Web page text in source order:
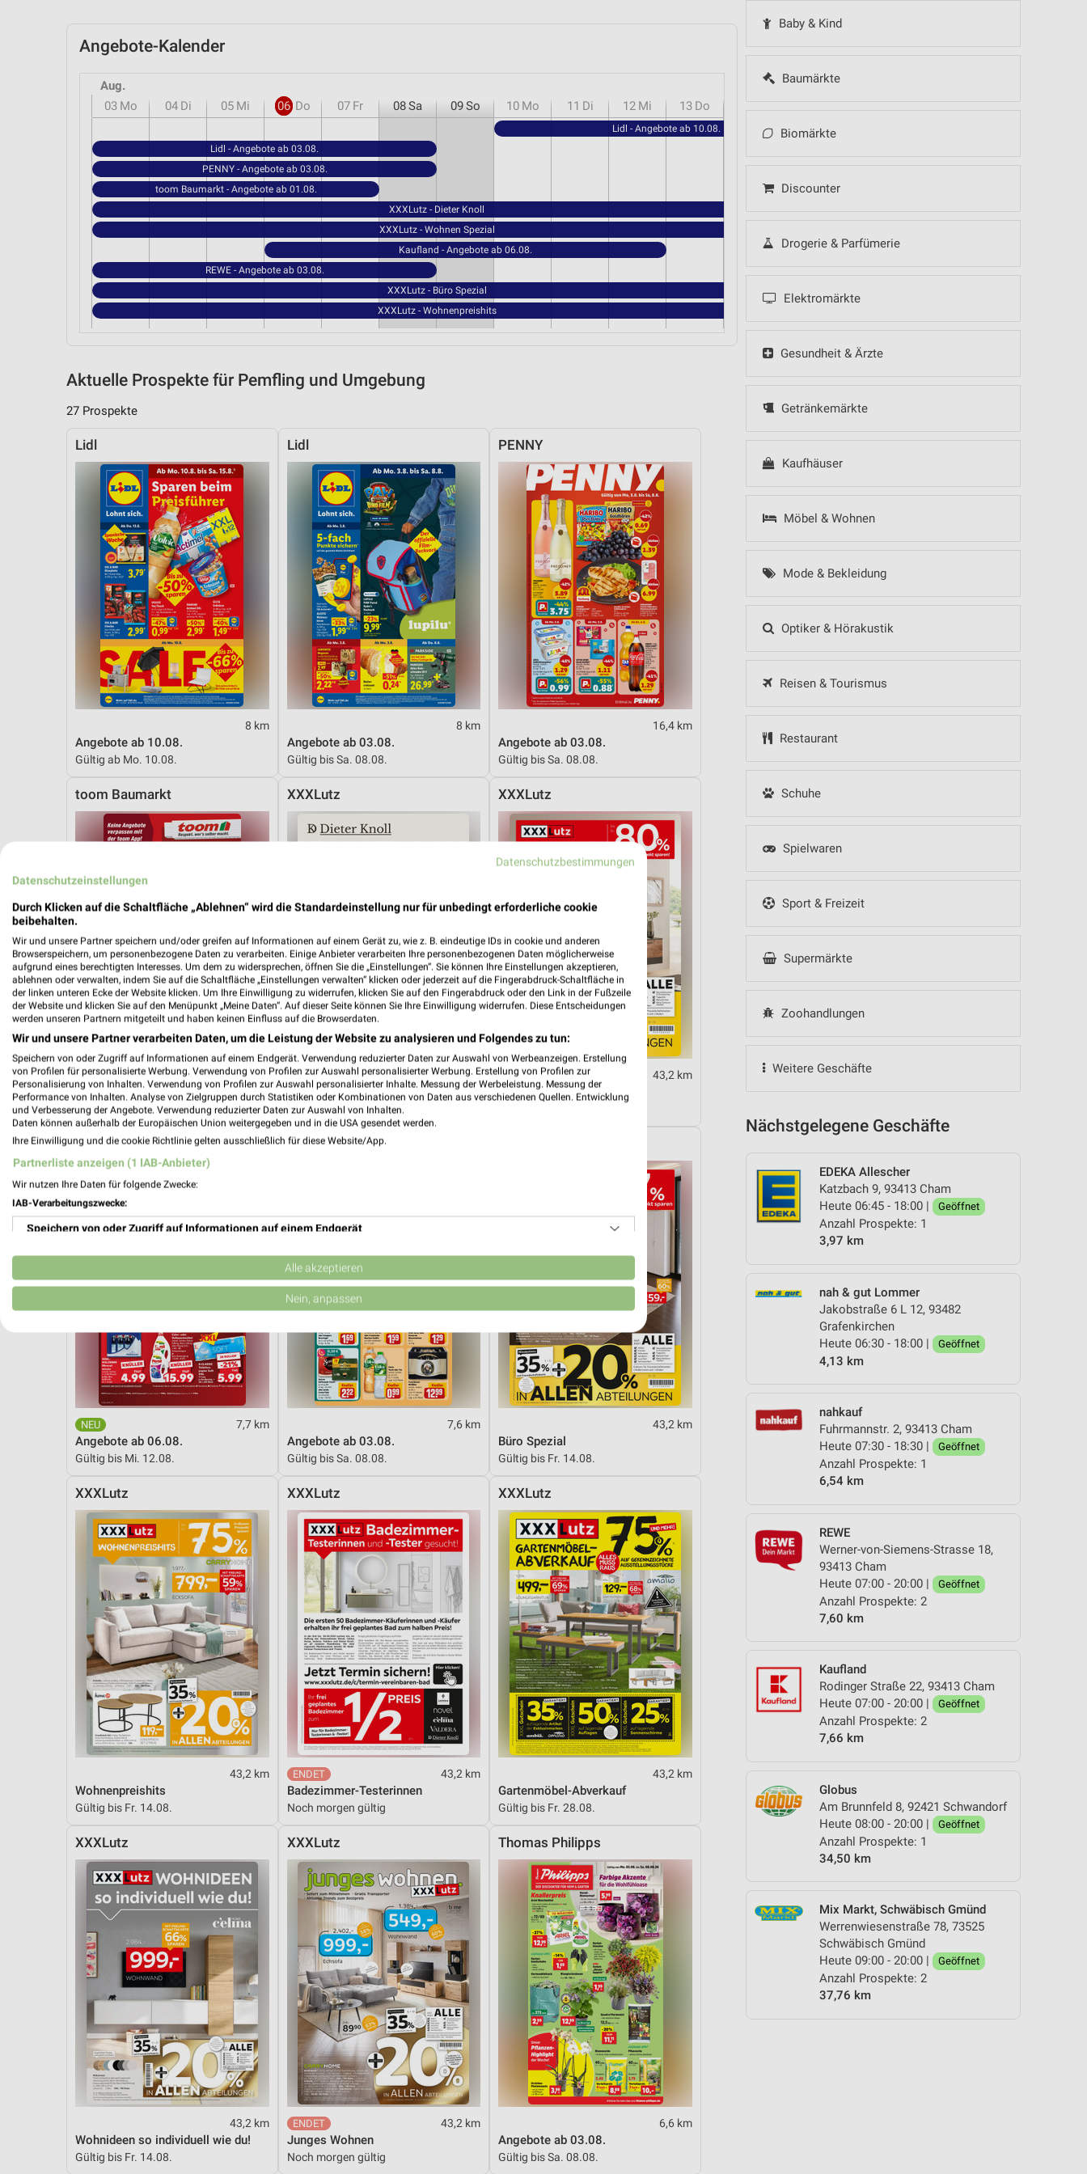
Baby & Kind
Baumärkte
Biomärkte
Discounter
Drogerie & Parfümerie
Elektromärkte
Gesundheit & Ärzte
Getränkemärkte
Kaufhäuser
Möbel & Wohnen
Mode & Bekleidung
Optiker & Hörakustik
Reisen & Tourismus
Restaurant
Schuhe
Spielwaren
Sport & Freizeit
Supermärkte
Zoohandlungen
Weitere Geschäfte
Nächstgelegene Geschäfte
EDEKA Allescher
Katzbach 9, 93413 Cham
Heute 06:45 - 18:00 |
Geöffnet
Anzahl Prospekte: 1
3,97 km
nah & gut Lommer
Jakobstraße 6 L 12, 93482
Grafenkirchen
Heute 06:30 - 18:00 |
Geöffnet
4,13 km
nahkauf
Fuhrmannstr. 2, 93413 Cham
Heute 07:30 - 18:30 |
Geöffnet
Anzahl Prospekte: 1
6,54 km
REWE
Werner-von-Siemens-Strasse 18,
93413 Cham
Heute 07:00 - 20:00 |
Geöffnet
Anzahl Prospekte: 2
7,60 km
Kaufland
Rodinger Straße 22, 93413 Cham
Heute 07:00 - 20:00 |
Geöffnet
Anzahl Prospekte: 2
7,66 km
Globus
Am Brunnfeld 8, 92421 Schwandorf
Heute 08:00 - 20:00 |
Geöffnet
Anzahl Prospekte: 1
34,50 km
Mix Markt, Schwäbisch Gmünd
Werrenwiesenstraße 78, 73525
Schwäbisch Gmünd
Heute 09:00 - 20:00 |
Geöffnet
Anzahl Prospekte: 2
37,76 km
Angebote-Kalender
Aug.
03 Mo 04 Di 05 Mi 06 Do 07 Fr 08Sa 09So 10 Mo 11 Di 12 Mi 13 Do
Lidl - Angebote ab 10.08.
Lidl - Angebote ab 03.08.
PENNY - Angebote ab 03.08.
toom Baumarkt - Angebote ab 01.08.
XXXLutz - Dieter Knoll
XXXLutz - Wohnen Spezial
Kaufland - Angebote ab 06.08.
REWE - Angebote ab 03.08.
XXXLutz - Büro Spezial
XXXLutz - Wohnenpreishits
Aktuelle Prospekte für Pemfling und Umgebung
27 Prospekte
Lidl
8 km
Angebote ab 10.08.
Gültig ab Mo. 10.08.
Lidl
8 km
Angebote ab 03.08.
Gültig bis Sa. 08.08.
PENNY
16,4 km
Angebote ab 03.08.
Gültig bis Sa. 08.08.
toom Baumarkt
7,6 km
Angebote ab 01.08.
Noch morgen gültig
XXXLutz
43,2 km
Dieter Knoll
Gültig bis Fr. 14.08.
XXXLutz
43,2 km
Wohnen Spezial
Kaufland
7,7 km
Angebote ab 06.08.
Gültig bis Mi. 12.08.
REWE
7,6 km
Angebote ab 03.08.
Gültig bis Sa. 08.08.
43,2 km
Büro Spezial
Gültig bis Fr. 14.08.
XXXLutz
43,2 km
Wohnenpreishits
Gültig bis Fr. 14.08.
XXXLutz
43,2 km
Badezimmer-Testerinnen
Noch morgen gültig
XXXLutz
43,2 km
Gartenmöbel-Abverkauf
Gültig bis Fr. 28.08.
XXXLutz
43,2 km
Wohnideen so individuell wie du!
Gültig bis Fr. 14.08.
XXXLutz
43,2 km
Junges Wohnen
Noch morgen gültig
Thomas Philipps
6,6 km
Angebote ab 03.08.
Gültig bis Sa. 08.08.
Datenschutzbestimmungen
Datenschutzeinstellungen
Durch Klicken auf die Schaltfläche „Ablehnen“ wird die Standardeinstellung nur für unbedingt erforderliche cookie
beibehalten.
Wir und unsere Partner speichern und/oder greifen auf Informationen auf einem Gerät zu, wie z. B. eindeutige IDs in cookie und anderen
Browserspeichern, um personenbezogene Daten zu verarbeiten. Einige Anbieter verarbeiten Ihre personenbezogenen Daten möglicherweise
aufgrund eines berechtigten Interesses. Um dem zu widersprechen, öffnen Sie die „Einstellungen“. Sie können Ihre Einstellungen akzeptieren,
ablehnen oder verwalten, indem Sie auf die Schaltfläche „Einstellungen verwalten“ klicken oder jederzeit auf die Fingerabdruck-Schaltfläche in
der linken unteren Ecke der Website klicken. Um Ihre Einwilligung zu widerrufen, klicken Sie auf den Fingerabdruck oder den Link in der Fußzeile
der Website und klicken Sie auf den Menüpunkt „Meine Daten“. Auf dieser Seite können Sie Ihre Einwilligung widerrufen. Diese Entscheidungen
werden unseren Partnern mitgeteilt und haben keinen Einfluss auf die Browserdaten.
Wir und unsere Partner verarbeiten Daten, um die Leistung der Website zu analysieren und Folgendes zu tun:
Speichern von oder Zugriff auf Informationen auf einem Endgerät. Verwendung reduzierter Daten zur Auswahl von Werbeanzeigen. Erstellung
von Profilen für personalisierte Werbung. Verwendung von Profilen zur Auswahl personalisierter Werbung. Erstellung von Profilen zur
Personalisierung von Inhalten. Verwendung von Profilen zur Auswahl personalisierter Inhalte. Messung der Werbeleistung. Messung der
Performance von Inhalten. Analyse von Zielgruppen durch Statistiken oder Kombinationen von Daten aus verschiedenen Quellen. Entwicklung
und Verbesserung der Angebote. Verwendung reduzierter Daten zur Auswahl von Inhalten.
Daten können außerhalb der Europäischen Union weitergegeben und in die USA gesendet werden.
Ihre Einwilligung und die cookie Richtlinie gelten ausschließlich für diese Website/App.
Partnerliste anzeigen (1 IAB-Anbieter)
Wir nutzen Ihre Daten für folgende Zwecke:
IAB-Verarbeitungszwecke:
Speichern von oder Zugriff auf Informationen auf einem Endgerät
Verwendung reduzierter Daten zur Auswahl von Werbeanzeigen
Erstellung von Profilen für personalisierte Werbung
Erstellung von Profilen zur Personalisierung von Inhalten
Verwendung von Profilen zur Auswahl personalisierter Inhalte
Messung der Werbeleistung
Messung der Performance von Inhalten
Analyse von Zielgruppen durch Statistiken oder Kombinationen von Daten aus verschiedenen
Entwicklung und Verbesserung der Angebote
Verwendung reduzierter Daten zur Auswahl von Inhalten
IAB-Besonderheiten:
Verwendung genauer Standortdaten
Geräte anhand von aktiv angeforderten Informationen identifizieren
Nicht-IAB-Verarbeitungszwecke:
Performance
Alle akzeptieren
Nein, anpassen